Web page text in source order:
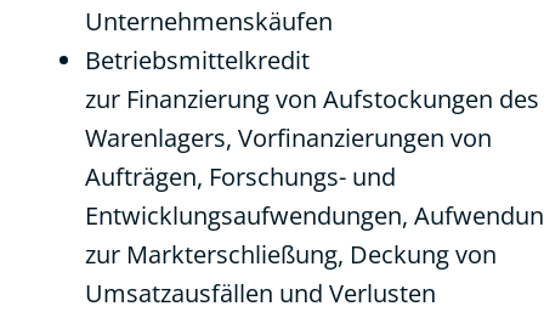
Unternehmenskäufen
Betriebsmittelkredit
zur Finanzierung von Aufstockungen des
Warenlagers, Vorfinanzierungen von
Aufträgen, Forschungs- und
Entwicklungsaufwendungen,
zur Markterschließung, Deckung von
Umsatzausfällen und Verlusten